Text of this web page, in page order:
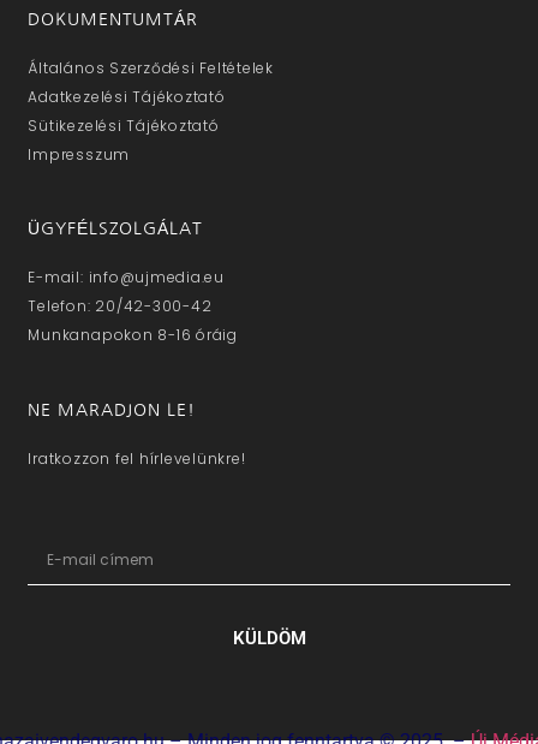
DOKUMENTUMTÁR
Általános Szerződési Feltételek
Adatkezelési Tájékoztató
Sütikezelési Tájékoztató
Impresszum
ÜGYFÉLSZOLGÁLAT
E-mail: info@ujmedia.eu
Telefon: 20/42-300-42
Munkanapokon 8-16 óráig
NE MARADJON LE!
Iratkozzon fel hírlevelünkre!
KÜLDÖM